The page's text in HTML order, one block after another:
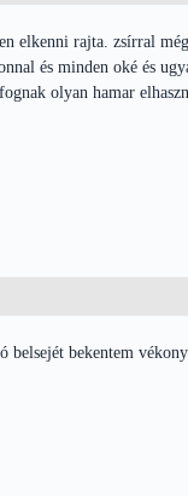
elkenni rajta. zsírral
és minden oké és
olyan hamar
belsejét bekentem